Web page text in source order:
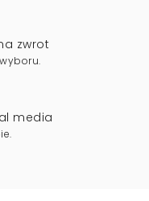
zwrot
media